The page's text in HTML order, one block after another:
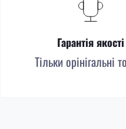
Гарантія якості
Тільки орінігальні